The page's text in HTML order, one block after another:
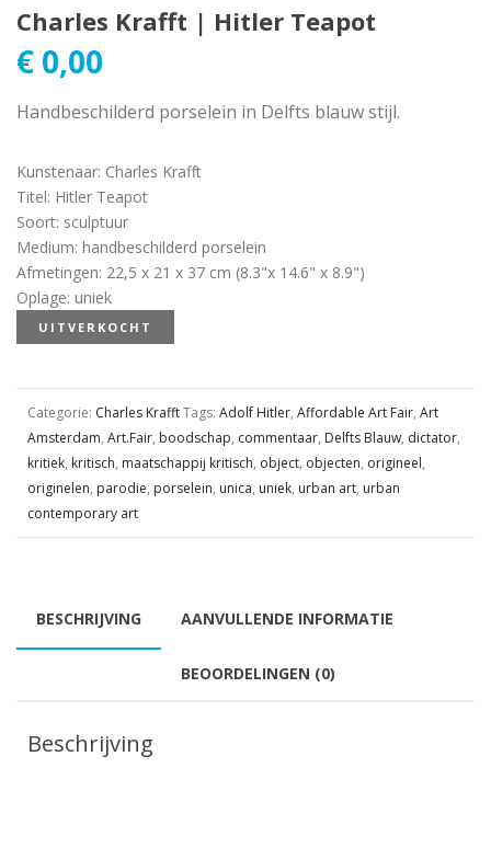
Charles Krafft | Hitler Teapot
€ 0,00
Handbeschilderd porselein in Delfts blauw stijl.
Kunstenaar: Charles Krafft
Titel: Hitler Teapot
Soort: sculptuur
Medium: handbeschilderd porselein
Afmetingen: 22,5 x 21 x 37 cm (8.3"x 14.6" x 8.9")
Oplage: uniek
UITVERKOCHT
Categorie: Charles KrafftTags: Adolf Hitler, Affordable Art Fair, Art
Amsterdam, Art.Fair, boodschap, commentaar, Delfts Blauw, dictator,
kritiek, kritisch, maatschappij kritisch, object, objecten, origineel,
originelen, parodie, porselein, unica, uniek, urban art, urban
contemporary art
BESCHRIJVING AANVULLENDE INFORMATIE
BEOORDELINGEN (0)
Beschrijving